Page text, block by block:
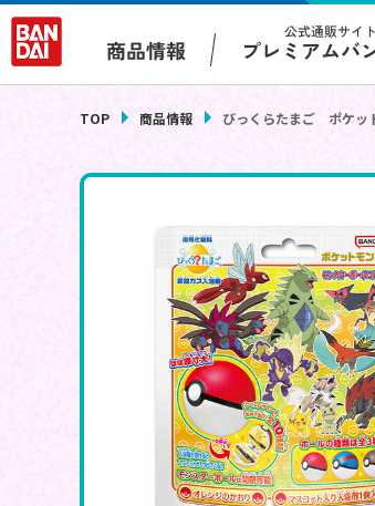
商品情報
公式通販サイト
プレミアムバ
TOP 商品情報 びっくらたまご ポケッ